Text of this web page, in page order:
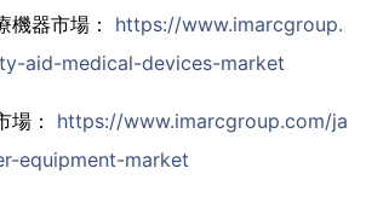
機器市場： https://www.imarcgroup.
aid-medical-devices-market
場： https://www.imarcgroup.com/ja
equipment-market